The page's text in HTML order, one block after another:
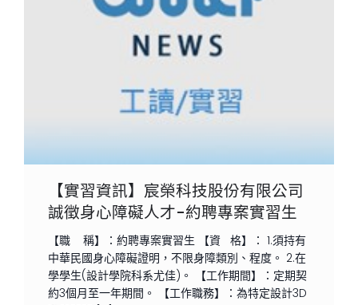
【實習資訊】宸榮科技股份有限公司
誠徵身心障礙人才-約聘專案實習生
【職 稱】：約聘專案實習生 【資 格】： 1.須持有
中華民國身心障礙證明，不限身障類別、程度。 2.在
學學生(設計學院科系尤佳)。 【工作期間】：定期契
約3個月至一年期間。 【工作職務】：為特定設計3D